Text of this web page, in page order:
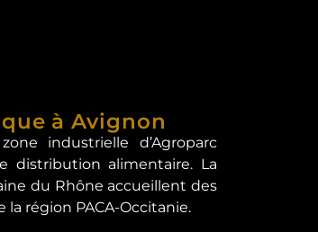
à Avignon
industrielle d’Agroparc
distribution alimentaire. La
du Rhône accueillent des
région PACA-Occitanie.